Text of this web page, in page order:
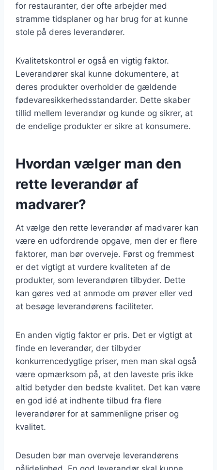
for restauranter, der ofte arbejder med
stramme tidsplaner og har brug for at kunne
stole på deres leverandører.
Kvalitetskontrol er også en vigtig faktor.
Leverandører skal kunne dokumentere, at
deres produkter overholder de gældende
fødevaresikkerhedsstandarder. Dette skaber
tillid mellem leverandør og kunde og sikrer, at
de endelige produkter er sikre at konsumere.
Hvordan vælger man den
rette leverandør af
madvarer?
At vælge den rette leverandør af madvarer kan
være en udfordrende opgave, men der er flere
faktorer, man bør overveje. Først og fremmest
er det vigtigt at vurdere kvaliteten af de
produkter, som leverandøren tilbyder. Dette
kan gøres ved at anmode om prøver eller ved
at besøge leverandørens faciliteter.
En anden vigtig faktor er pris. Det er vigtigt at
finde en leverandør, der tilbyder
konkurrencedygtige priser, men man skal også
være opmærksom på, at den laveste pris ikke
altid betyder den bedste kvalitet. Det kan være
en god idé at indhente tilbud fra flere
leverandører for at sammenligne priser og
kvalitet.
Desuden bør man overveje leverandørens